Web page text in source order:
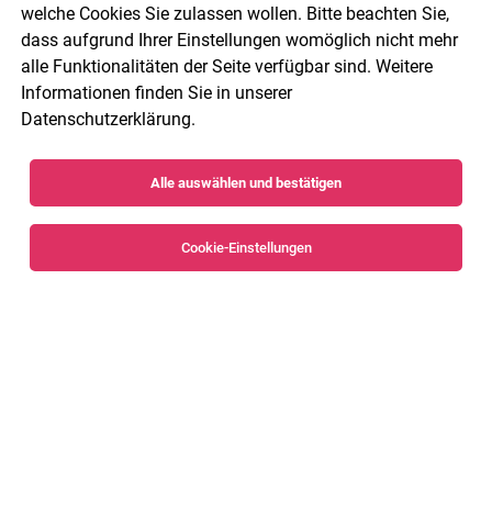
Dornbirn Teilzeit 07.08.2026
welche Cookies Sie zulassen wollen. Bitte beachten Sie,
dass aufgrund Ihrer Einstellungen womöglich nicht mehr
alle Funktionalitäten der Seite verfügbar sind. Weitere
Informationen finden Sie in unserer
Datenschutzerklärung.
Alle auswählen und bestätigen
Cookie-Einstellungen